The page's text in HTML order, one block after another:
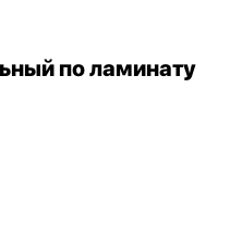
по ламинату